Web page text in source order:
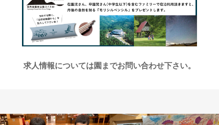
求人情報については園までお問い合わせ下さい。